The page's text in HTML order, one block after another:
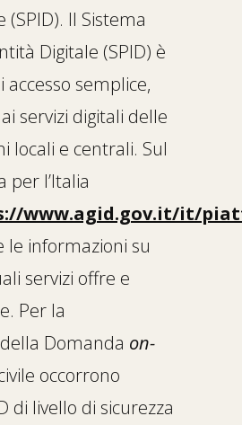
Il Sistema
Digitale (SPID) è
semplice,
servizi digitali delle
locali e centrali. Sul
per l’Italia
www.agid.gov.it/it/
le informazioni su
servizi offre e
Per la
Domanda on-
occorrono
di livello di sicurezza